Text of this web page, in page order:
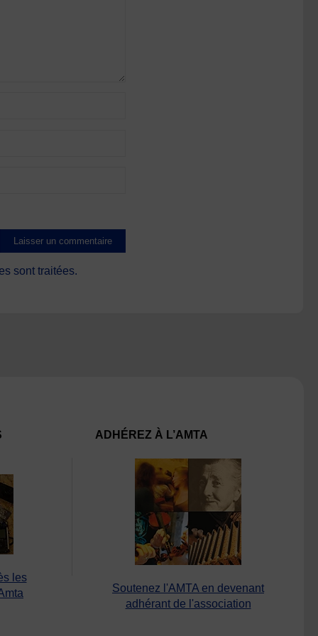
sont traitées.
les
ADHÉREZ À L’AMTA
Soutenez l'AMTA en devenant
adhérant de l'association